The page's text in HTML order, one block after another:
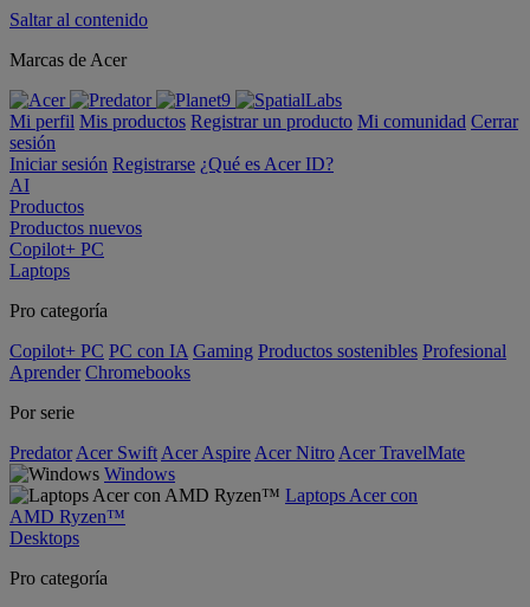
Saltar al contenido
Marcas de Acer
Mi perfil Mis productos Registrar un producto Mi comunidad Cerrar
sesión
Iniciar sesión Registrarse ¿Qué es Acer ID?
AI
Productos
Productos nuevos
Copilot+ PC
Laptops
Pro categoría
Copilot+ PC PC con IA Gaming Productos sostenibles Profesional
Aprender Chromebooks
Por serie
Predator Acer Swift Acer Aspire Acer Nitro Acer TravelMate
Windows
Laptops Acer con
AMD Ryzen™
Desktops
Pro categoría